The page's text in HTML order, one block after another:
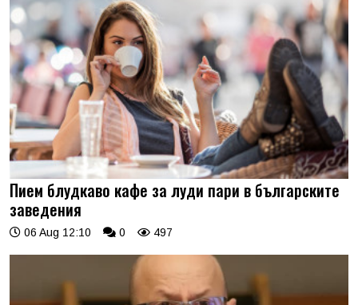
Пием блудкаво кафе за луди пари в българските
заведения
06 Aug 12:10 0 497